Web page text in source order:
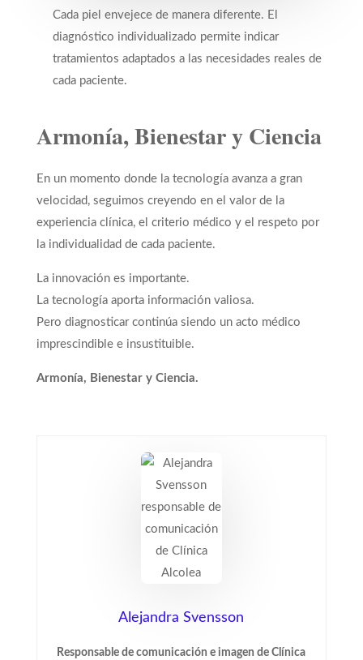
Cada piel envejece de manera diferente. El
diagnóstico individualizado permite indicar
tratamientos adaptados a las necesidades reales de
cada paciente.
Armonía, Bienestar y Ciencia
En un momento donde la tecnología avanza a gran
velocidad, seguimos creyendo en el valor de la
experiencia clínica, el criterio médico y el respeto por
la individualidad de cada paciente.
La innovación es importante.
La tecnología aporta información valiosa.
Pero diagnosticar continúa siendo un acto médico
imprescindible e insustituible.
Armonía, Bienestar y Ciencia.
Alejandra Svensson
Responsable de comunicación e imagen de Clínica